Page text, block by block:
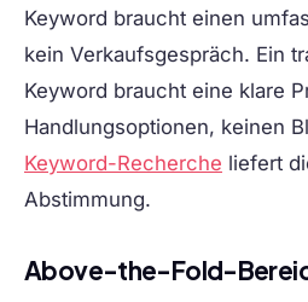
Keyword braucht einen
kein Verkaufsgespräch. Ein
Keyword braucht eine klare
Handlungsoptionen, keinen
Keyword-Recherche liefert
Abstimmung.
Above-the-Fold-